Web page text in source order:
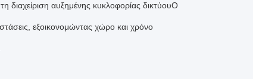
διαχείριση αυξημένης κυκλοφορίας δικτύουΟ
εξοικονομώντας χώρο και χρόνο